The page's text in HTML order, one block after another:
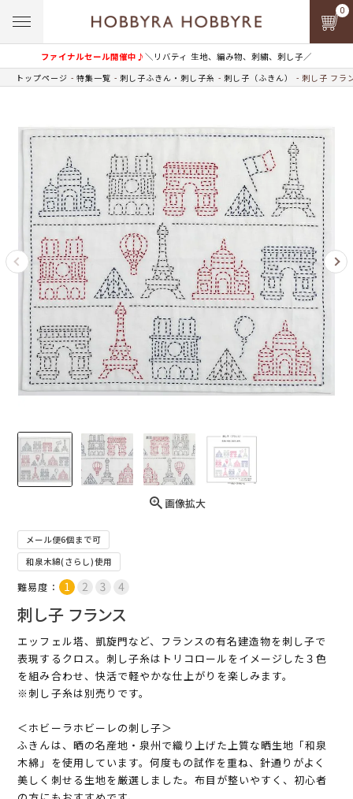
ファイナルセール開催中♪＼リバティ 生地、編み物、刺繍、刺し子／
0
トップページ 特集一覧 刺し子ふきん・刺し子糸 刺し子（ふきん） 刺し子 フラ
画像拡大
メール便6個まで可
和泉木綿(さらし)使用
難易度：
刺し子 フランス
エッフェル塔、凱旋門など、フランスの有名建造物を刺し子で
表現するクロス。刺し子糸はトリコロールをイメージした３色
を組み合わせ、快活で軽やかな仕上がりを楽しみます。
※刺し子糸は別売りです。
＜ホビーラホビーレの刺し子＞
ふきんは、晒の名産地・泉州で織り上げた上質な晒生地「和泉
木綿」を使用しています。何度もの試作を重ね、針通りがよく
美しく刺せる生地を厳選しました。布目が整いやすく、初心者